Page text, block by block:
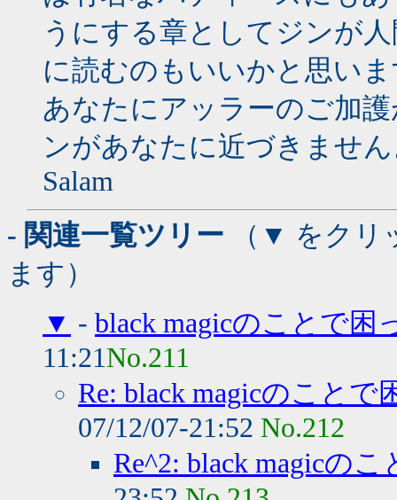
うにする章としてジンが
に読むのもいいかと思い
あなたにアッラーのご加
ンがあなたに近づきませ
Salam
- 関連一覧ツリー （▼ をクリ
ます）
▼ - black magicのことで困
11:21No.211
Re: black magicのこと
07/12/07-21:52 No.212
Re^2: black magicの